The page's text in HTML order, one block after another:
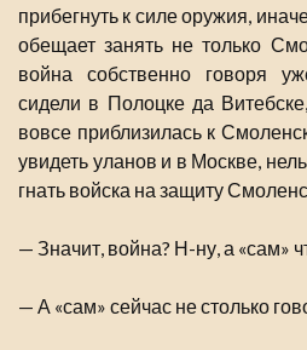
прибегнуть к силе оружия,
обещает занять не только
война собственно говоря
сидели в Полоцке да
вовсе приблизилась к
увидеть уланов и в Москве,
гнать войска на защиту
— Значит, война? Н-ну, а «сам»
— А «сам» сейчас не столько